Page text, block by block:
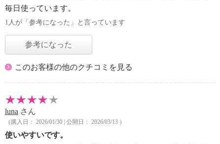
毎日使っています。
1人が「参考になった」と言っています
参考になった
このお客様の他のクチコミを見る
luna さん
（購入日： 2026/01/30 | 公開日： 2026/03/13 ）
使いやすいです。